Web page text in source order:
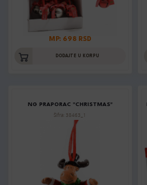
MP: 698 RSD
DODAJTE U KORPU
NG PRAPORAC "CHRISTMAS"
Šifra: 38463_1